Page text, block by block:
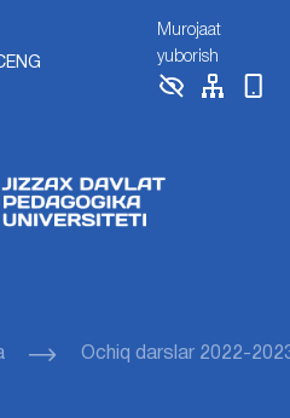
ENG
Murojaat
yuborish
Ochiq darslar 2022-